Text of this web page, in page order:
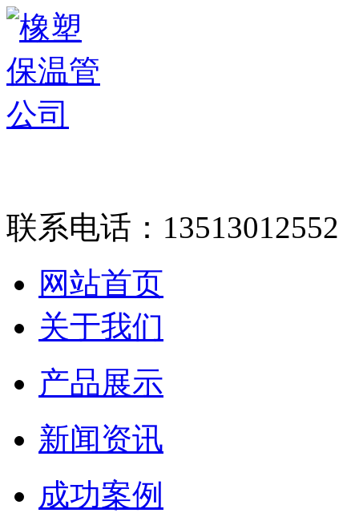
联系电话： 13513012552
网站首页
关于我们
产品展示
新闻资讯
成功案例